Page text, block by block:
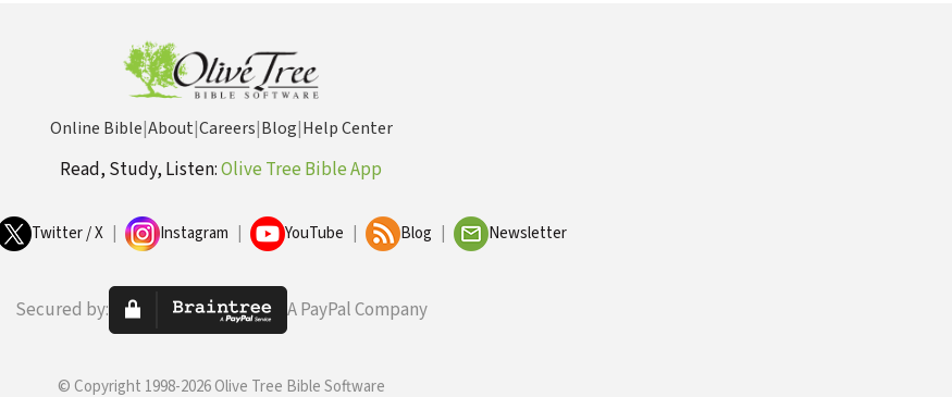
Online Bible|About|Careers|Blog|Help Center
Read, Study, Listen:Olive Tree Bible App
Twitter / X Instagram YouTube Blog Newsletter
Secured by: A PayPal Company
© Copyright 1998-2026 Olive Tree Bible Software